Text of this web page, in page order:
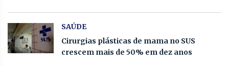
SAÚDE
Cirurgias plásticas de mama no SUS
crescem mais de 50% em dez anos